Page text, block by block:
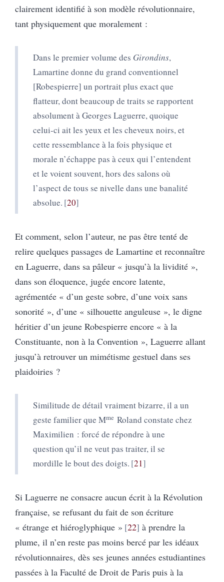
clairement identifié à son modèle révolutionnaire,
tant physiquement que moralement :
Dans le premier volume des Girondins,
Lamartine donne du grand conventionnel
[Robespierre] un portrait plus exact que
flatteur, dont beaucoup de traits se rapportent
absolument à Georges Laguerre, quoique
celui-ci ait les yeux et les cheveux noirs, et
cette ressemblance à la fois physique et
morale n’échappe pas à ceux qui l’entendent
et le voient souvent, hors des salons où
l’aspect de tous se nivelle dans une banalité
absolue. 20
Et comment, selon l’auteur, ne pas être tenté de
relire quelques passages de Lamartine et reconnaître
en Laguerre, dans sa pâleur « jusqu’à la lividité »,
dans son éloquence, jugée encore latente,
agrémentée « d’un geste sobre, d’une voix sans
sonorité », d’une « silhouette anguleuse », le digne
héritier d’un jeune Robespierre encore « à la
Constituante, non à la Convention », Laguerre allant
jusqu’à retrouver un mimétisme gestuel dans ses
plaidoiries ?
Similitude de détail vraiment bizarre, il a un
geste familier que Mme Roland constate chez
Maximilien : forcé de répondre à une
question qu’il ne veut pas traiter, il se
mordille le bout des doigts. 21
Si Laguerre ne consacre aucun écrit à la Révolution
française, se refusant du fait de son écriture
« étrange et hiéroglyphique » 22 à prendre la
plume, il n’en reste pas moins bercé par les idéaux
révolutionnaires, dès ses jeunes années estudiantines
passées à la Faculté de Droit de Paris puis à la